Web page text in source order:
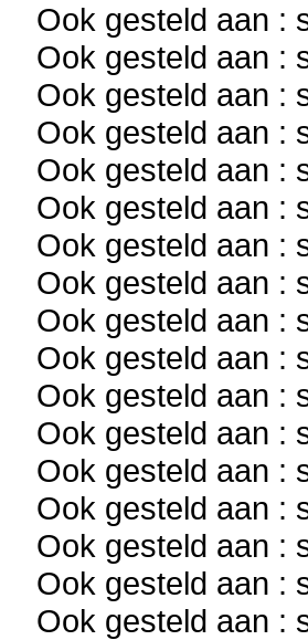
Ook gesteld aan :
Ook gesteld aan :
Ook gesteld aan :
Ook gesteld aan :
Ook gesteld aan :
Ook gesteld aan :
Ook gesteld aan :
Ook gesteld aan :
Ook gesteld aan :
Ook gesteld aan :
Ook gesteld aan :
Ook gesteld aan :
Ook gesteld aan :
Ook gesteld aan :
Ook gesteld aan :
Ook gesteld aan :
Ook gesteld aan :